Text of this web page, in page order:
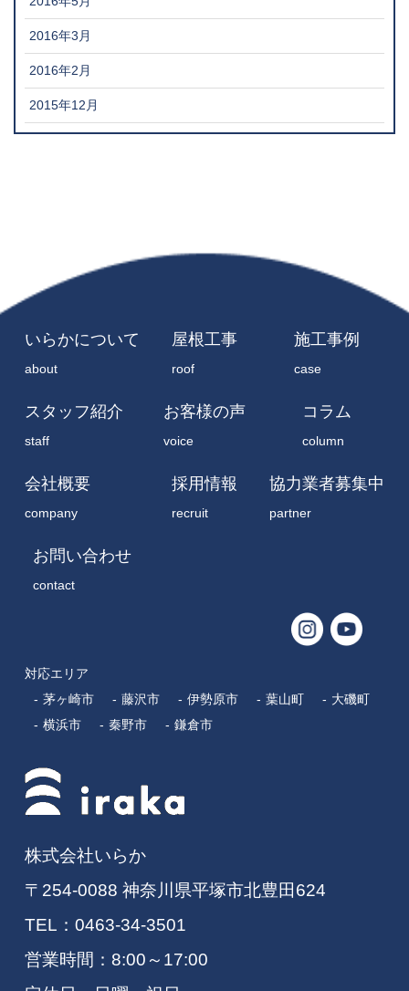
2016年3月
2016年2月
2015年12月
いらかについて
about
屋根工事
roof
施工事例
case
スタッフ紹介
staff
お客様の声
voice
コラム
column
会社概要
company
採用情報
recruit
協力業者募集中
partner
お問い合わせ
contact
対応エリア
茅ヶ崎市
藤沢市 伊勢原市 葉山町
大磯町
横浜市
秦野市 鎌倉市
株式会社いらか
〒254-0088 神奈川県平塚市北豊田624
TEL： 0463-34-3501
営業時間：8:00～17:00